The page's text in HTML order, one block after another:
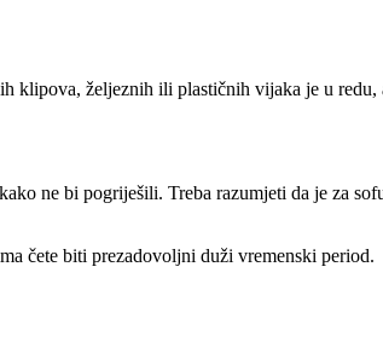
željeznih ili plastičnih vijaka je u
ne bi pogriješili. Treba razumjeti da je za
čete biti prezadovoljni duži vremenski period.